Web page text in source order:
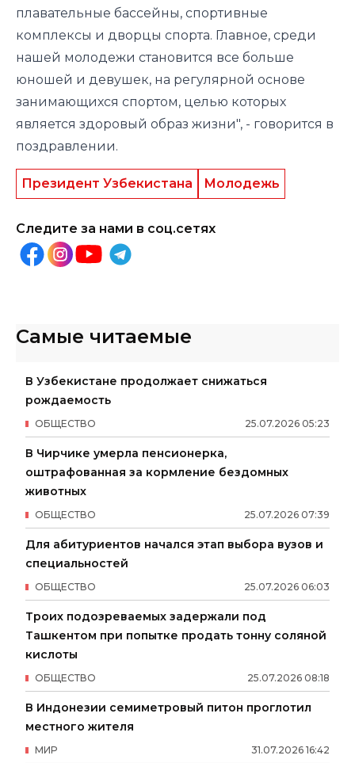
плавательные бассейны, спортивные
комплексы и дворцы спорта. Главное, среди
нашей молодежи становится все больше
юношей и девушек, на регулярной основе
занимающихся спортом, целью которых
является здоровый образ жизни", - говорится в
поздравлении.
Президент Узбекистана Молодежь
Следите за нами в соц.сетях
Самые читаемые
В Узбекистане продолжает снижаться
рождаемость
25.07.2026 05:23
ОБЩЕСТВО
В Чирчике умерла пенсионерка,
оштрафованная за кормление бездомных
животных
25.07.2026 07:39
ОБЩЕСТВО
Для абитуриентов начался этап выбора вузов и
специальностей
25.07.2026 06:03
ОБЩЕСТВО
Троих подозреваемых задержали под
Ташкентом при попытке продать тонну соляной
кислоты
25.07.2026 08:18
ОБЩЕСТВО
В Индонезии семиметровый питон проглотил
местного жителя
31.07.2026 16:42
МИР